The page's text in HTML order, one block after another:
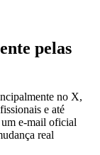
pelas
no X,
e até
um e-mail oficial
real